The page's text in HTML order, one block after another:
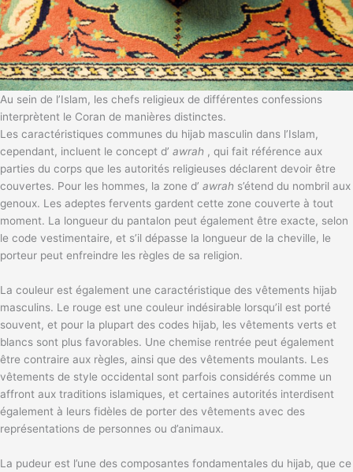
Au sein de l’Islam, les chefs religieux de différentes confessions
interprètent le Coran de manières distinctes.
Les caractéristiques communes du hijab masculin dans l’Islam,
cependant, incluent le concept d’ awrah , qui fait référence aux
parties du corps que les autorités religieuses déclarent devoir être
couvertes. Pour les hommes, la zone d’ awrah s’étend du nombril aux
genoux. Les adeptes fervents gardent cette zone couverte à tout
moment. La longueur du pantalon peut également être exacte, selon
le code vestimentaire, et s’il dépasse la longueur de la cheville, le
porteur peut enfreindre les règles de sa religion.
La couleur est également une caractéristique des vêtements hijab
masculins. Le rouge est une couleur indésirable lorsqu’il est porté
souvent, et pour la plupart des codes hijab, les vêtements verts et
blancs sont plus favorables. Une chemise rentrée peut également
être contraire aux règles, ainsi que des vêtements moulants. Les
vêtements de style occidental sont parfois considérés comme un
affront aux traditions islamiques, et certaines autorités interdisent
également à leurs fidèles de porter des vêtements avec des
représentations de personnes ou d’animaux.
La pudeur est l’une des composantes fondamentales du hijab, que ce